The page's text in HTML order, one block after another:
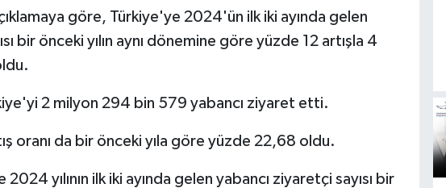
göre, Türkiye'ye 2024'ün ilk iki ayında gelen
bir önceki yılın aynı dönemine göre yüzde 12 artışla 4
2 milyon 294 bin 579 yabancı ziyaret etti.
oranı da bir önceki yıla göre yüzde 22,68 oldu.
yılının ilk iki ayında gelen yabancı ziyaretçi sayısı bir